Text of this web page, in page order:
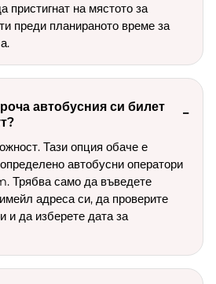
пристигнат на мястото за
преди планираното време за
автобусния си билет
Тази опция обаче е
автобусни оператори
Трябва само да въведете
адреса си, да проверите
и да изберете дата за